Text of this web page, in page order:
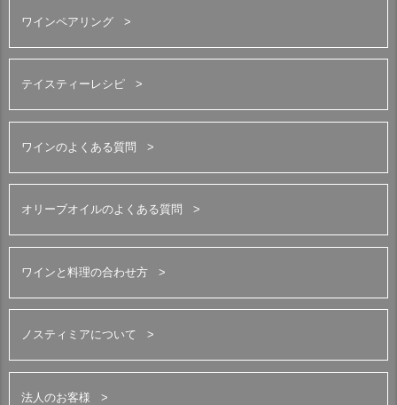
ワインペアリング
テイスティーレシピ
ワインのよくある質問
オリーブオイルのよくある質問
ワインと料理の合わせ方
ノスティミアについて
法人のお客様